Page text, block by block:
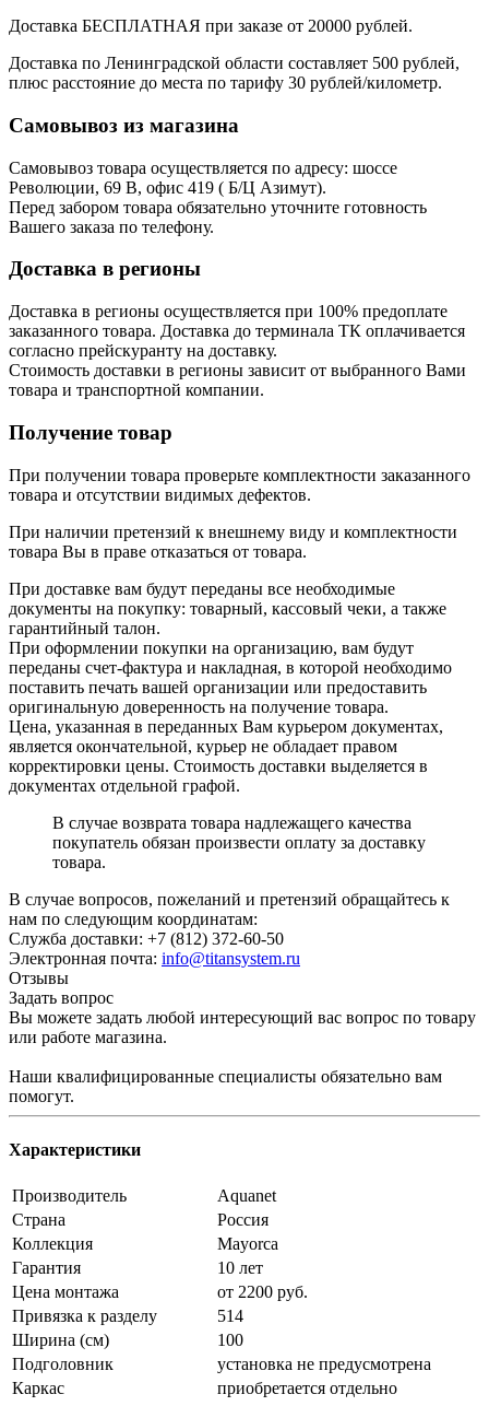
Доставка БЕСПЛАТНАЯ при заказе от 20000 рублей.
Доставка по Ленинградской области составляет 500 рублей,
плюс расстояние до места по тарифу 30 рублей/километр.
Самовывоз из магазина
Самовывоз товара осуществляется по адресу: шоссе
Революции, 69 В, офис 419 ( Б/Ц Азимут).
Перед забором товара обязательно уточните готовность
Вашего заказа по телефону.
Доставка в регионы
Доставка в регионы осуществляется при 100% предоплате
заказанного товара. Доставка до терминала ТК оплачивается
согласно прейскуранту на доставку.
Стоимость доставки в регионы зависит от выбранного Вами
товара и транспортной компании.
Получение товар
При получении товара проверьте комплектности заказанного
товара и отсутствии видимых дефектов.
При наличии претензий к внешнему виду и комплектности
товара Вы в праве отказаться от товара.
При доставке вам будут переданы все необходимые
документы на покупку: товарный, кассовый чеки, а также
гарантийный талон.
При оформлении покупки на организацию, вам будут
переданы счет-фактура и накладная, в которой необходимо
поставить печать вашей организации или предоставить
оригинальную доверенность на получение товара.
Цена, указанная в переданных Вам курьером документах,
является окончательной, курьер не обладает правом
корректировки цены. Стоимость доставки выделяется в
документах отдельной графой.
В случае возврата товара надлежащего качества
покупатель обязан произвести оплату за доставку
товара.
В случае вопросов, пожеланий и претензий обращайтесь к
нам по следующим координатам:
Служба доставки: +7 (812) 372-60-50
Электронная почта: info@titansystem.ru
Отзывы
Задать вопрос
Вы можете задать любой интересующий вас вопрос по товару
или работе магазина.
Наши квалифицированные специалисты обязательно вам
помогут.
Характеристики
Производитель
Aquanet
Страна
Россия
Коллекция
Mayorca
Гарантия
10 лет
Цена монтажа
от 2200 руб.
Привязка к разделу
514
Ширина (см)
100
Подголовник
установка не предусмотрена
Каркас
приобретается отдельно